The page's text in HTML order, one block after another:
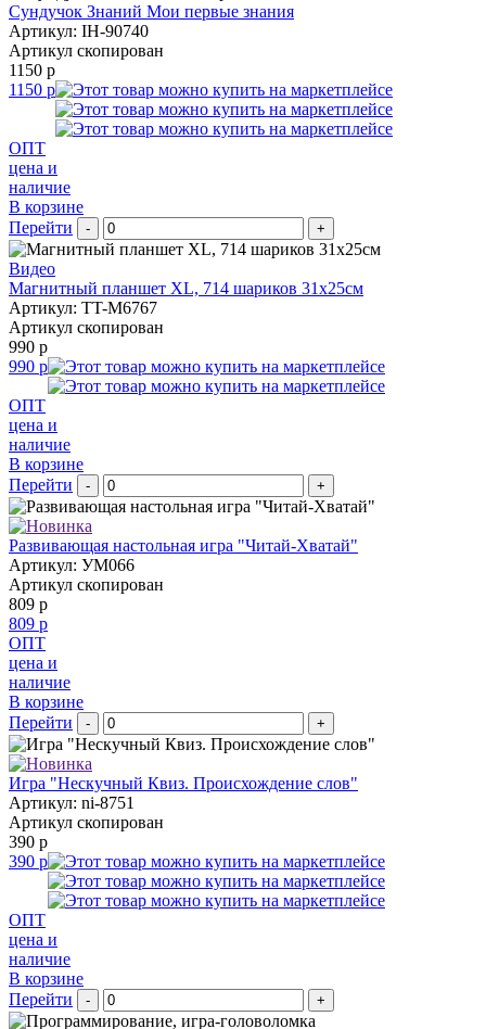
Сундучок Знаний Мои первые знания
Артикул: IH-90740
Артикул скопирован
1150 р
1150 р
ОПТ
цена и
наличие
В корзине
Перейти
- +
Видео
Магнитный планшет XL, 714 шариков 31х25см
Артикул: TT-M6767
Артикул скопирован
990 р
990 р
ОПТ
цена и
наличие
В корзине
Перейти
- +
Развивающая настольная игра "Читай-Хватай"
Артикул: УМ066
Артикул скопирован
809 р
809 р
ОПТ
цена и
наличие
В корзине
Перейти
- +
Игра "Нескучный Квиз. Происхождение слов"
Артикул: ni-8751
Артикул скопирован
390 р
390 р
ОПТ
цена и
наличие
В корзине
Перейти
- +